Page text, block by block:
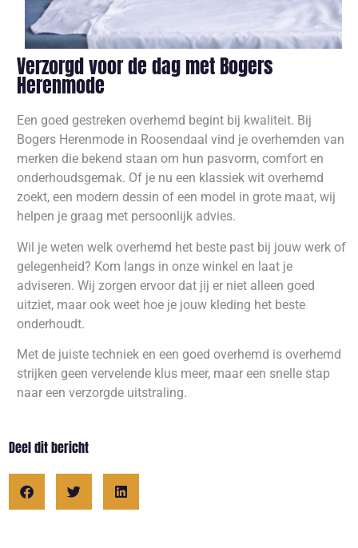
Verzorgd voor de dag met Bogers
Herenmode
Een goed gestreken overhemd begint bij kwaliteit. Bij
Bogers Herenmode in Roosendaal vind je overhemden van
merken die bekend staan om hun pasvorm, comfort en
onderhoudsgemak. Of je nu een klassiek wit overhemd
zoekt, een modern dessin of een model in grote maat, wij
helpen je graag met persoonlijk advies.
Wil je weten welk overhemd het beste past bij jouw werk of
gelegenheid? Kom langs in onze winkel en laat je
adviseren. Wij zorgen ervoor dat jij er niet alleen goed
uitziet, maar ook weet hoe je jouw kleding het beste
onderhoudt.
Met de juiste techniek en een goed overhemd is overhemd
strijken geen vervelende klus meer, maar een snelle stap
naar een verzorgde uitstraling.
Deel dit bericht